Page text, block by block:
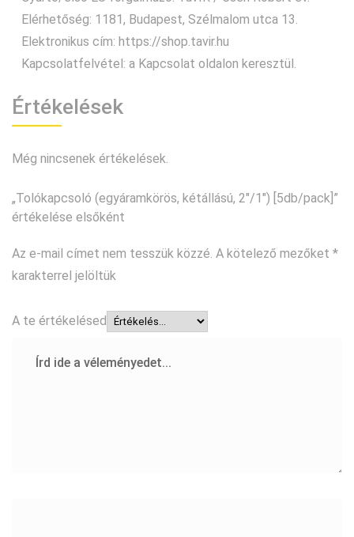
Elérhetőség: 1181, Budapest, Szélmalom utca 13.
Elektronikus cím: https://shop.tavir.hu
Kapcsolatfelvétel: a Kapcsolat oldalon keresztül
Értékelések
Még nincsenek értékelések.
„Tolókapcsoló (egyáramkörös, kétállású, 2″/1″) [5db/pack]”
értékelése elsőként
Az e-mail címet nem tesszük közzé. A kötelező mezőket *
karakterrel jelöltük
A te értékelésed